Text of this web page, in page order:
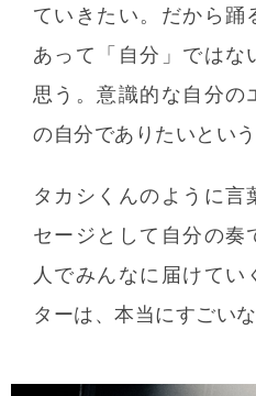
ていきたい。だから踊
あって「自分」ではな
思う。意識的な自分の
の自分でありたいとい
タカシくんのように言
セージとして自分の奏
人でみんなに届けてい
ターは、本当にすごい